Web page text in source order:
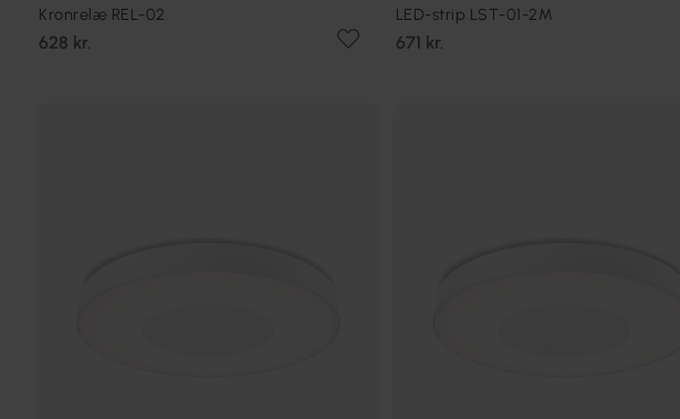
Kronrelæ REL-02
628 kr.
LED-strip LST-01-2M
671 kr.